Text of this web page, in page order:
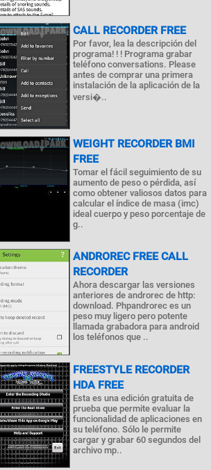
CALL RECORDER FREE
Por favor, lea la descripción del
programa! ! ! Programa grabar
teléfono conversations. Please
antes de comprar una primera
instalación de la aplicación de la
versi�..
WEIGHT RECORDER BMI
FREE
Tomar el fácil seguimiento de su
aumento de peso o pérdida, así
como obtener valiosos datos para
calcular el índice de masa (imc)
ideal cuerpo y peso porcentaje de
g..
ANDROREC FREE CALL
RECORDER
Ahora descargar las versiones
anteriores de androrec de http:
download. Phpandrorec es un
peso muy ligero pero potente
llamada grabadora para android
los teléfonos que ..
FREESTYLE RECORDER
HDA FREE
Esta es una edición gratuita de
prueba que permite evaluar la
funcionalidad de aplicaciones en
su teléfono. Sólo le permite
cargar y grabar 60 segundos del
archivo mp..